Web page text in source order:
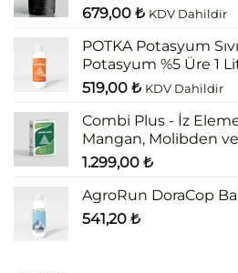
679,00 ₺ KDV Dahildir
POTKA Potasyum
Potasyum %5 Üre 1
519,00 ₺ KDV Dahildir
Combi Plus - İz
Mangan, Molibden
1.299,00 ₺
AgroRun DoraCop
541,20 ₺